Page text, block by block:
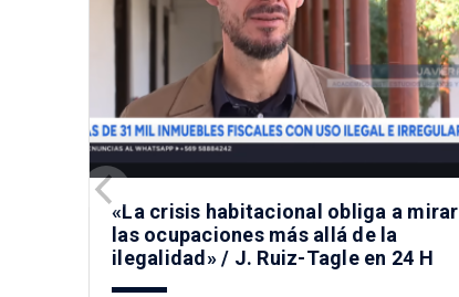
«La crisis habitacional obliga a mirar
las ocupaciones más allá de la
ilegalidad» / J. Ruiz-Tagle en 24 H